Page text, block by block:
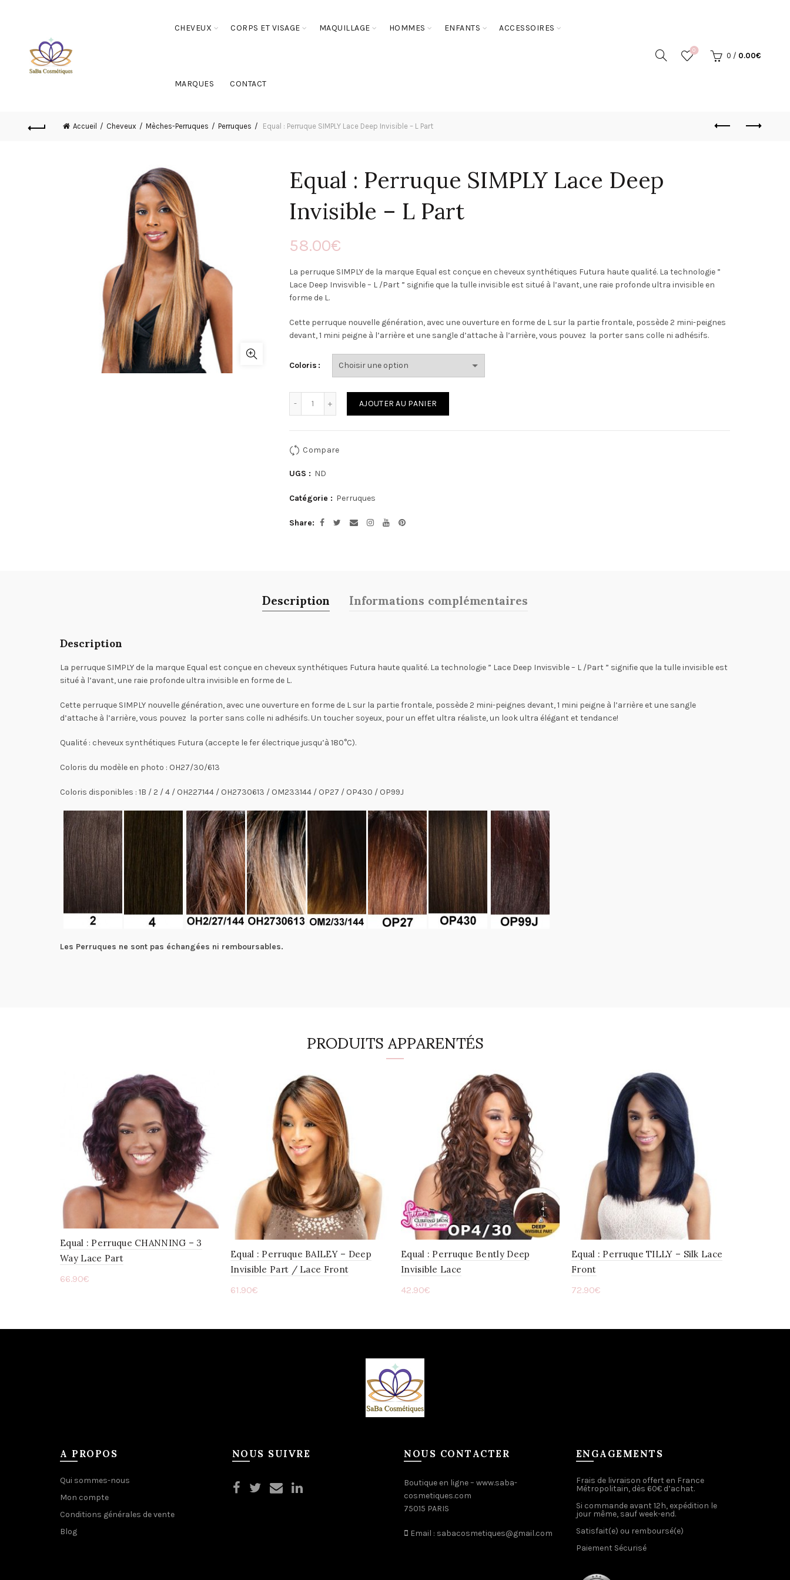
CHEVEUX CORPS ET VISAGE MAQUILLAGE HOMMES ENFANTS ACCESSOIRES
MARQUES CONTACT
0
0 / 0.00€
Accueil Cheveux Mèches-Perruques Perruques Equal : Perruque SIMPLY Lace Deep Invisible – L Part
Equal : Perruque SIMPLY Lace Deep
Invisible – L Part
58.00€
La perruque SIMPLY de la marque Equal est conçue en cheveux synthétiques Futura haute qualité. La technologie ”
Lace Deep Invisvible – L /Part ” signifie que la tulle invisible est situé à l’avant, une raie profonde ultra invisible en
forme de L.
Cette perruque nouvelle génération, avec une ouverture en forme de L sur la partie frontale, possède 2 mini-peignes
devant, 1 mini peigne à l’arrière et une sangle d’attache à l’arrière, vous pouvez la porter sans colle ni adhésifs.
Coloris
AJOUTER AU PANIER
Compare
UGS : ND
Catégorie : Perruques
Share
Description Informations complémentaires
Description
La perruque SIMPLY de la marque Equal est conçue en cheveux synthétiques Futura haute qualité. La technologie ” Lace Deep Invisvible – L /Part ” signifie que la tulle invisible est
situé à l’avant, une raie profonde ultra invisible en forme de L.
Cette perruque SIMPLY nouvelle génération, avec une ouverture en forme de L sur la partie frontale, possède 2 mini-peignes devant, 1 mini peigne à l’arrière et une sangle
d’attache à l’arrière, vous pouvez la porter sans colle ni adhésifs. Un toucher soyeux, pour un effet ultra réaliste, un look ultra élégant et tendance!
Qualité : cheveux synthétiques Futura (accepte le fer électrique jusqu’à 180°C).
Coloris du modèle en photo : OH27/30/613
Coloris disponibles : 1B / 2 / 4 / OH227144 / OH2730613 / OM233144 / OP27 / OP430 / OP99J
Les Perruques ne sont pas échangées ni remboursables.
PRODUITS APPARENTÉS
Equal : Perruque CHANNING – 3
Way Lace Part
66.90€
Equal : Perruque BAILEY – Deep
Invisible Part / Lace Front
61.90€
Equal : Perruque Bently Deep
Invisible Lace
42.90€
Equal : Perruque TILLY – Silk Lace
Front
72.90€
A PROPOS
Qui sommes-nous
Mon compte
Conditions générales de vente
Blog
NOUS SUIVRE NOUS CONTACTER
Boutique en ligne – www.saba-
cosmetiques.com
75015 PARIS
Email : sabacosmetiques@gmail.com
ENGAGEMENTS
Frais de livraison offert en France
Métropolitain, dès 60€ d’achat.
Si commande avant 12h, expédition le
jour même, sauf week-end.
Satisfait(e) ou remboursé(e)
Paiement Sécurisé